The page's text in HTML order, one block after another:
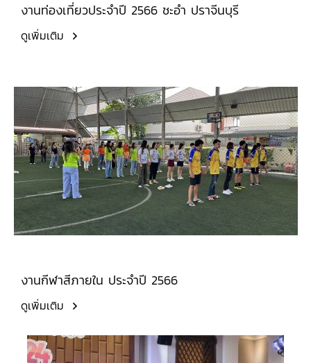
งานท่องเที่ยวประจำปี 2566 ชะอำ ปราจีนบุรี
ดูเพิ่มเติม
งานกีฬาสีภายใน ประจำปี 2566
ดูเพิ่มเติม